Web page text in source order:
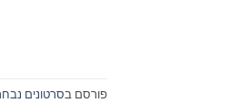
פורסם בסרטונים